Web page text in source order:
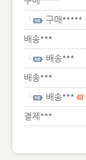
구매*****
배송***
배송***
배송***
배송***
결제***